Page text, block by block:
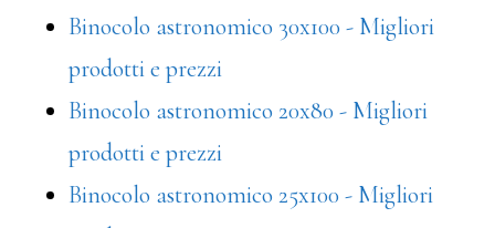
Binocolo astronomico 30x100 - Migliori
prodotti e prezzi
Binocolo astronomico 20x80 - Migliori
prodotti e prezzi
Binocolo astronomico 25x100 - Migliori